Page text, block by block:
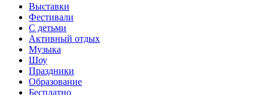
Выставки
Фестивали
С детьми
Активный отдых
Музыка
Шоу
Праздники
Образование
Бесплатно